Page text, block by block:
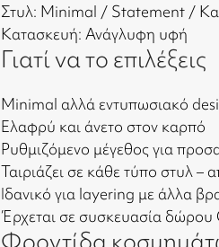
Στυλ: Minimal / Statement /
Κατασκευή: Ανάγλυφη υφή
Γιατί να το επιλέξεις
Minimal αλλά εντυπωσιακό
Ελαφρύ και άνετο στον καρπό
Ρυθμιζόμενο μέγεθος για
Ταιριάζει σε κάθε τύπο στυλ –
Ιδανικό για layering με άλλα
Έρχεται σε συσκευασία